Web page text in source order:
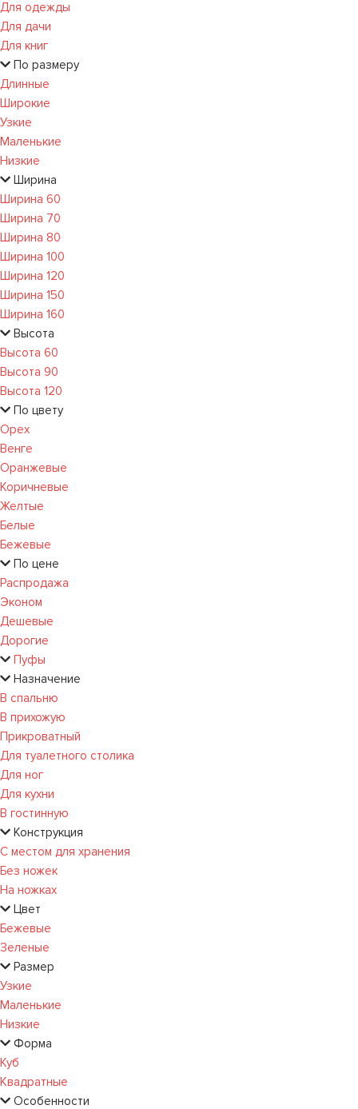
Для одежды
Для дачи
Для книг
По размеру
Длинные
Широкие
Узкие
Маленькие
Низкие
Ширина
Ширина 60
Ширина 70
Ширина 80
Ширина 100
Ширина 120
Ширина 150
Ширина 160
Высота
Высота 60
Высота 90
Высота 120
По цвету
Орех
Венге
Оранжевые
Коричневые
Желтые
Белые
Бежевые
По цене
Распродажа
Эконом
Дешевые
Дорогие
Пуфы
Назначение
В спальню
В прихожую
Прикроватный
Для туалетного столика
Для ног
Для кухни
В гостинную
Конструкция
С местом для хранения
Без ножек
На ножках
Цвет
Бежевые
Зеленые
Размер
Узкие
Маленькие
Низкие
Форма
Куб
Квадратные
Особенности